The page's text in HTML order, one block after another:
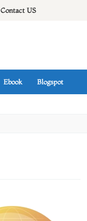
Contact US
Ebook Blogspot